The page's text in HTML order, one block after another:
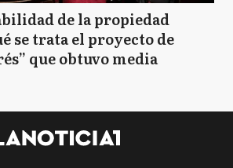
de la propiedad
se trata el proyecto de
que obtuvo media